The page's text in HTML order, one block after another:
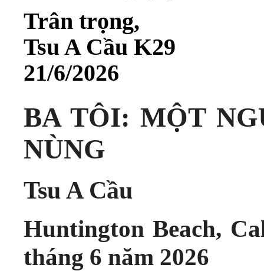
Trân trọng,
Tsu A Cầu K29
21/6/2026
BA TÔI: MỘT
NÙNG
Tsu A Cầu
Huntington Beach,
tháng 6 năm 2026